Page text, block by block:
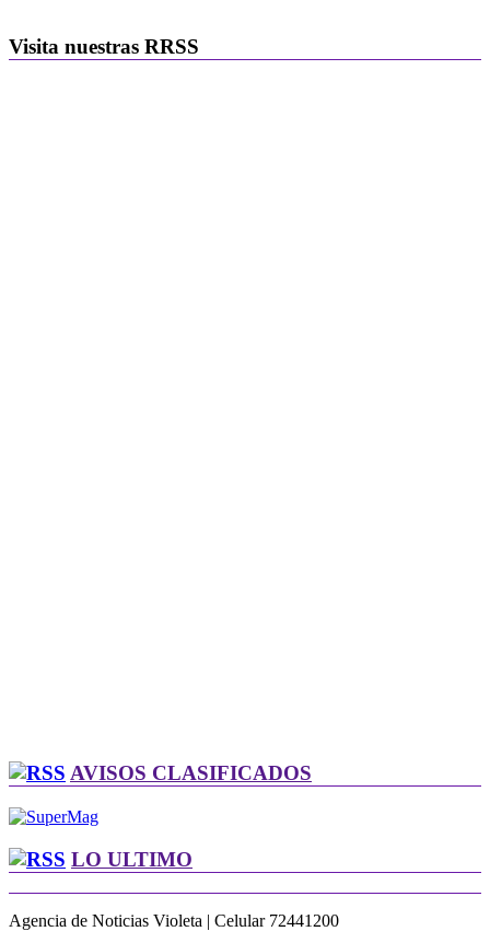
Visita nuestras RRSS
AVISOS CLASIFICADOS
LO ULTIMO
Agencia de Noticias Violeta | Celular 72441200